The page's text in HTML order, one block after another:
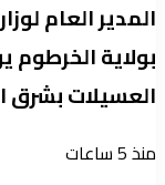
المدير العام
بولاية
العسيلات بشرق
منذ 5 ساعات